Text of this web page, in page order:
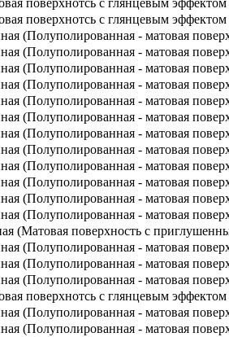
поверхнотсь с глянцевым эффектом
поверхнотсь с глянцевым эффектом
(Полуполированная - матовая
(Полуполированная - матовая
(Полуполированная - матовая
(Полуполированная - матовая
(Полуполированная - матовая
(Полуполированная - матовая
(Полуполированная - матовая
(Полуполированная - матовая
(Полуполированная - матовая
(Полуполированная - матовая
(Полуполированная - матовая
(Полуполированная - матовая
(Матовая поверхность с
(Полуполированная - матовая
(Полуполированная - матовая
(Полуполированная - матовая
поверхнотсь с глянцевым эффектом
(Полуполированная - матовая
(Полуполированная - матовая